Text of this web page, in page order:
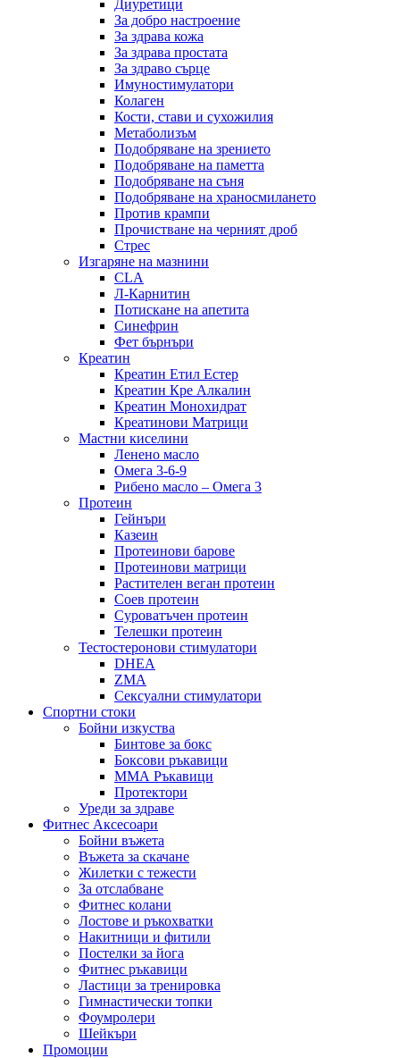
Диуретици
За добро настроение
За здрава кожа
За здрава простата
За здраво сърце
Имуностимулатори
Колаген
Кости, стави и сухожилия
Метаболизъм
Подобряване на зрението
Подобряване на паметта
Подобряване на съня
Подобряване на храносмилането
Против крампи
Прочистване на черният дроб
Стрес
Изгаряне на мазнини
CLA
Л-Карнитин
Потискане на апетита
Синефрин
Фет бърнъри
Креатин
Креатин Етил Естер
Креатин Кре Алкалин
Креатин Монохидрат
Креатинови Матрици
Мастни киселини
Ленено масло
Омега 3-6-9
Рибено масло – Омега 3
Протеин
Гейнъри
Казеин
Протеинови барове
Протеинови матрици
Растителен веган протеин
Соев протеин
Суроватъчен протеин
Телешки протеин
Тестостеронови стимулатори
DHEA
ZMA
Сексуални стимулатори
Спортни стоки
Бойни изкуства
Бинтове за бокс
Боксови ръкавици
ММА Ръкавици
Протектори
Уреди за здраве
Фитнес Аксесоари
Бойни въжета
Въжета за скачане
Жилетки с тежести
За отслабване
Фитнес колани
Лостове и ръкохватки
Накитници и фитили
Постелки за йога
Фитнес ръкавици
Ластици за тренировка
Гимнастически топки
Фоумролери
Шейкъри
Промоции